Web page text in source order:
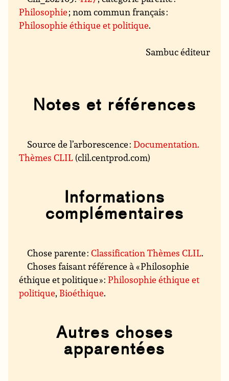
Philosophie; nom commun français :
Philosophie éthique et politique.
Sambuc éditeur
Notes et références
Source de l’arborescence :Documentation.
Thèmes CLIL (clil.centprod.com)
Informations
complémentaires
Chose parente :Classification Thèmes CLIL.
Choses faisant référence à « Philosophie
éthique et politique » :Philosophie éthique et
politique, Bioéthique.
Autres choses
apparentées